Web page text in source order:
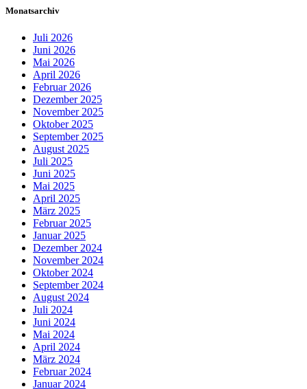
Monatsarchiv
Juli 2026
Juni 2026
Mai 2026
April 2026
Februar 2026
Dezember 2025
November 2025
Oktober 2025
September 2025
August 2025
Juli 2025
Juni 2025
Mai 2025
April 2025
März 2025
Februar 2025
Januar 2025
Dezember 2024
November 2024
Oktober 2024
September 2024
August 2024
Juli 2024
Juni 2024
Mai 2024
April 2024
März 2024
Februar 2024
Januar 2024